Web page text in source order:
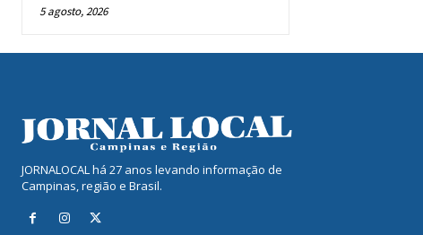
5 agosto, 2026
JORNALOCAL há 27 anos levando informação de
Campinas, região e Brasil.